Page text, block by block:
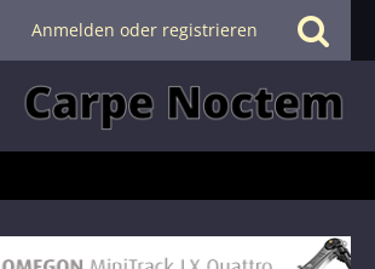
Anmelden oder registrieren